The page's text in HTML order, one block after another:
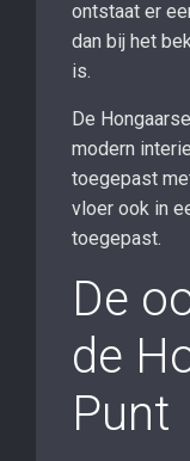
ontstaat er
dan bij het
is.
De
modern
toegepast
vloer ook in
toegepast.
De
de
Punt